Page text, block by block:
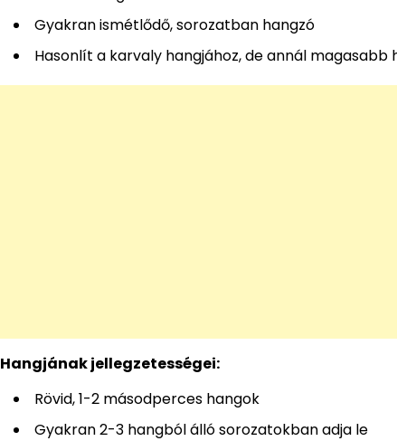
Gyakran ismétlődő, sorozatban hangzó
Hasonlít a karvaly hangjához, de annál magasabb
Hangjának jellegzetességei:
Rövid, 1-2 másodperces hangok
Gyakran 2-3 hangból álló sorozatokban adja le